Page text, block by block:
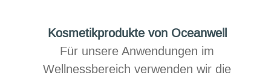
Kosmetikprodukte von Oceanwell
Für unsere Anwendungen im
Wellnessbereich verwenden wir die